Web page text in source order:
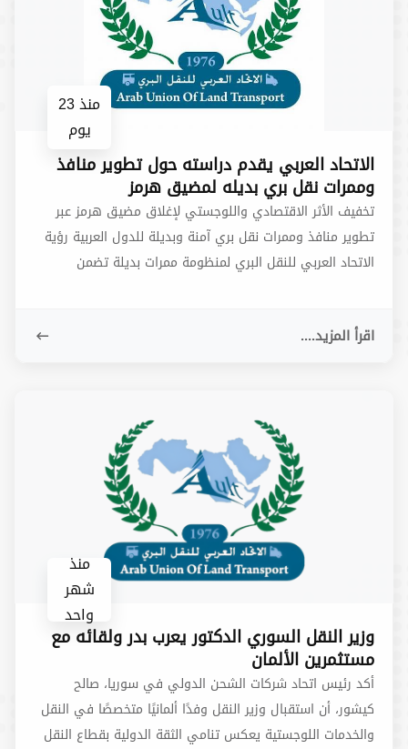
منذ 23
يوم
الاتحاد العربي يقدم دراسته حول تطوير منافذ
وممرات نقل بري بديله لمضيق هرمز
تخفيف الأثر الاقتصادي واللوجستي لإغلاق مضيق هرمز عبر
تطوير منافذ وممرات نقل بري آمنة وبديلة للدول العربية رؤية
الاتحاد العربي للنقل البري لمنظومة ممرات بديلة تضمن
اقرأ المزيد....
منذ
شهر
واحد
وزير النقل السوري الدكتور يعرب بدر ولقائه مع
مستثمرين الألمان
أكد رئيس اتحاد شركات الشحن الدولي في سوريا، صالح
كيشور، أن استقبال وزير النقل وفدًا ألمانيًا متخصصًا في النقل
والخدمات اللوجستية يعكس تنامي الثقة الدولية بقطاع النقل